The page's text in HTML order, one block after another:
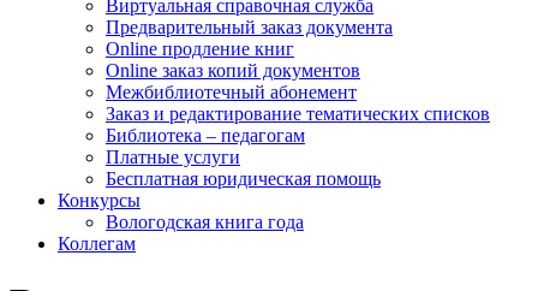
Виртуальная справочная служба
Предварительный заказ документа
Online продление книг
Online заказ копий документов
Межбиблиотечный абонемент
Заказ и редактирование тематических списков
Библиотека – педагогам
Платные услуги
Бесплатная юридическая помощь
Конкурсы
Вологодская книга года
Коллегам